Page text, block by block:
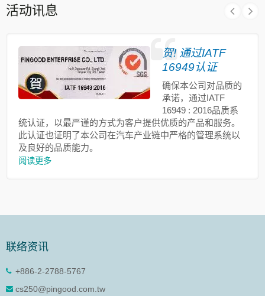
活动讯息
贺! 通过IATF
16949认证
确保本公司对品质的
承诺，通过IATF
16949 : 2016品质系
统认证，以最严谨的方式为客户提供优质的产品和服务。
此认证也证明了本公司在汽车产业链中严格的管理系统以
及良好的品质能力。
阅读更多
联络资讯
+886-2-2788-5767
cs250@pingood.com.tw